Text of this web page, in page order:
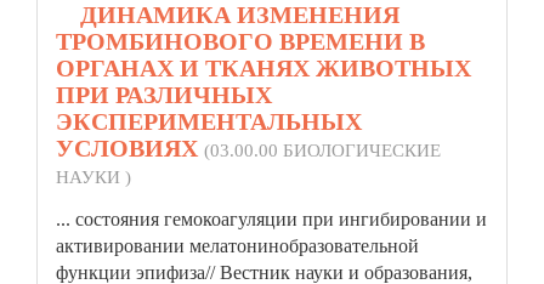
ДИНАМИКА ИЗМЕНЕНИЯ
ТРОМБИНОВОГО ВРЕМЕНИ В
ОРГАНАХ И ТКАНЯХ ЖИВОТНЫХ
ПРИ РАЗЛИЧНЫХ
ЭКСПЕРИМЕНТАЛЬНЫХ
УСЛОВИЯХ (03.00.00 БИОЛОГИЧЕСКИЕ
НАУКИ )
... состояния гемокоагуляции при ингибировании и
активировании мелатонинобразовательной
функции эпифиза// Вестник науки и образования,